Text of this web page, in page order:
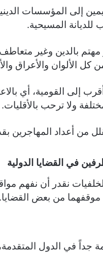
إلى المؤسسات
المسيحية.
بالدين وغير
كل الألوان والأعراق
إلى القومية، أي
ولا ترحب بالأقليات.
من أعداد المهاجرين
في القضايا الدولية
نقدر أن نفهم
موقفهما من بعض القضايا.
جداً في الدول